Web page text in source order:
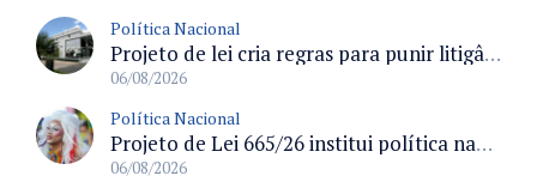
Política Nacional
Projeto de lei cria regras para punir litigância abusiva reversa e integrar sistemas do Judiciário
06/08/2026
Política Nacional
Projeto de Lei 665/26 institui política nacional para prevenção ao transfeminicídio e prevê medidas de proteção e reparação
06/08/2026